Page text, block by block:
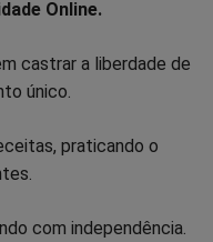
Online.
castrar a liberdade de
único.
praticando o
com independência.